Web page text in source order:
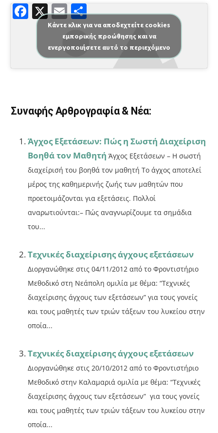
F
a
e
b
o
k
X E
m
ai
l
Μ
οι
ρ
α
σ
ίτ
ε
Κάντε κλικ για να αποδεχτείτε cookies
εμπορικής προώθησης και να
ενεργοποιήσετε αυτό το περιεχόμενο
Συναφής Αρθρογραφία & Νέα:
Άγχος Εξετάσεων: Πώς η Σωστή Διαχείριση
Βοηθά τον Μαθητή Άγχος Εξετάσεων – Η σωστή
διαχείρισή του βοηθά τον μαθητή Το άγχος αποτελεί
μέρος της καθημερινής ζωής των μαθητών που
προετοιμάζονται για εξετάσεις. Πολλοί
αναρωτιούνται:– Πώς αναγνωρίζουμε τα σημάδια
του...
Τεχνικές διαχείρισης άγχους εξετάσεων
Διοργανώθηκε στις 04/11/2012 από το Φροντιστήριο
Μεθοδικό στη Νεάπολη ομιλία με θέμα: “Τεχνικές
διαχείρισης άγχους των εξετάσεων” για τους γονείς
και τους μαθητές των τριών τάξεων του λυκείου στην
οποία...
Τεχνικές διαχείρισης άγχους εξετάσεων
Διοργανώθηκε στις 20/10/2012 από το Φροντιστήριο
Μεθοδικό στην Καλαμαριά ομιλία με θέμα: “Τεχνικές
διαχείρισης άγχους των εξετάσεων” για τους γονείς
και τους μαθητές των τριών τάξεων του λυκείου στην
οποία...